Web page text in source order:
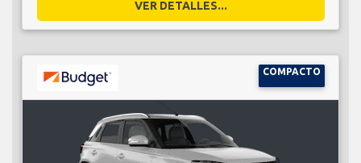
VER DETALLES...
COMPACTO